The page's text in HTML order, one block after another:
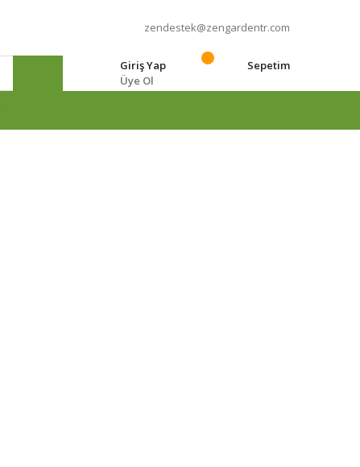
zendestek@zengardentr.com
Giriş Yap
Üye Ol
Sepetim